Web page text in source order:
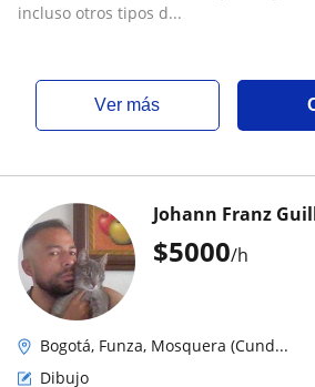
incluso otros tipos d...
ver más
$5000/h
Johann Franz
Bogotá, Funza, Mosquera (Cund...
Dibujo